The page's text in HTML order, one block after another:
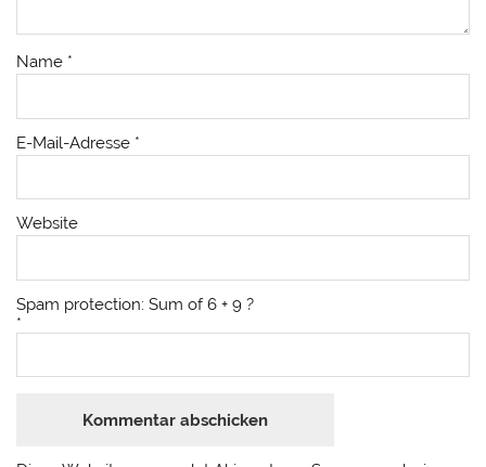
Name *
E-Mail-Adresse *
Website
Spam protection: Sum of 6 + 9 ?
*